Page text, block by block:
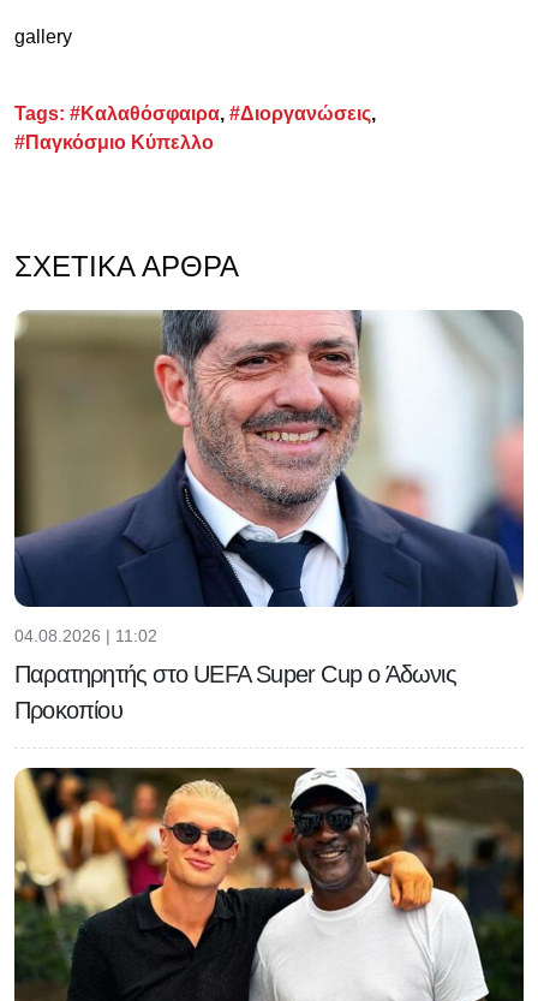
gallery
Tags: #Καλαθόσφαιρα, #Διοργανώσεις,
#Παγκόσμιο Κύπελλο
ΣΧΕΤΙΚΆ ΆΡΘΡΑ
04.08.2026 | 11:02
Παρατηρητής στο UEFA Super Cup ο Άδωνις
Προκοπίου